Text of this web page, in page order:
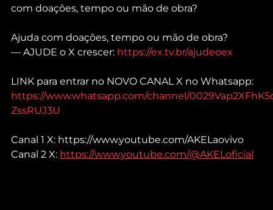
com doações, tempo ou mão de obra?
Ajuda com doações, tempo ou mão de obra?
— AJUDE o X crescer: https://ex.tv.br/ajudeoex
LINK para entrar no NOVO CANAL X no Whatsapp:
https://www.whatsapp.com/channel/
ZssRUJ3U
Canal 1 X: https://www.youtube.com/AKELaovivo
Canal 2 X: https://www.youtube.com/@AKELoficial